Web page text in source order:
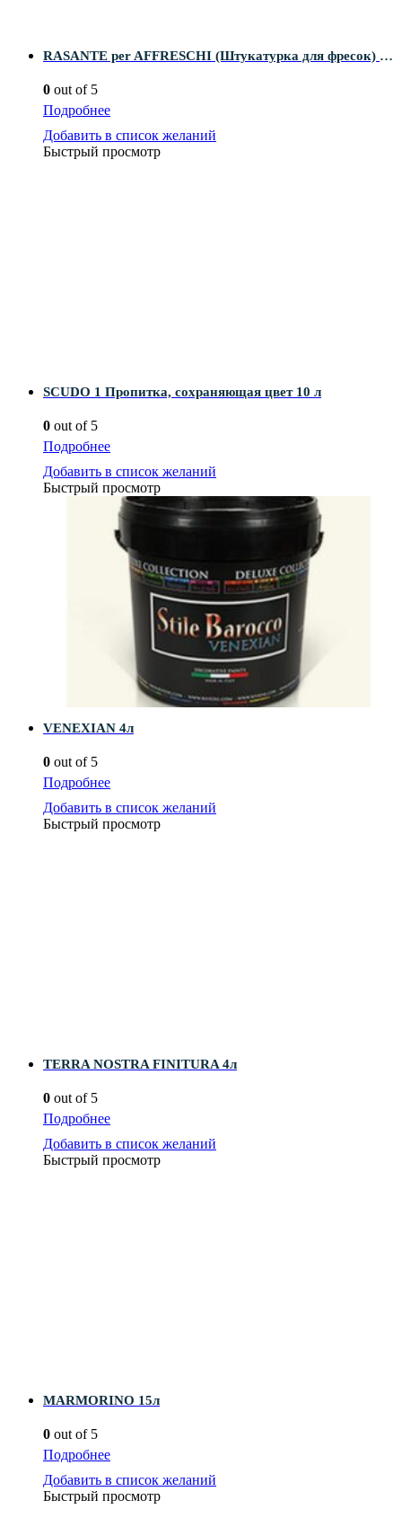
RASANTE per AFFRESCHI (Штукатурка для фресок) 25л
0 out of 5
Подробнее
Добавить в список желаний
Быстрый просмотр
SCUDO 1 Пропитка, сохраняющая цвет 10 л
0 out of 5
Подробнее
Добавить в список желаний
Быстрый просмотр
VENEXIAN 4л
0 out of 5
Подробнее
Добавить в список желаний
Быстрый просмотр
TERRA NOSTRA FINITURA 4л
0 out of 5
Подробнее
Добавить в список желаний
Быстрый просмотр
MARMORINO 15л
0 out of 5
Подробнее
Добавить в список желаний
Быстрый просмотр